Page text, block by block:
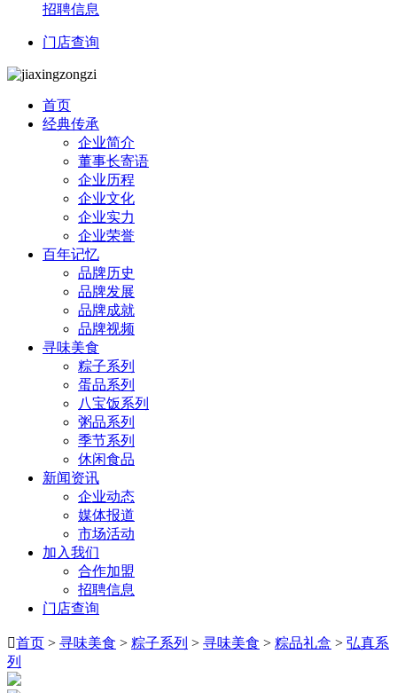
招聘信息
门店查询
首页
经典传承
企业简介
董事长寄语
企业历程
企业文化
企业实力
企业荣誉
百年记忆
品牌历史
品牌发展
品牌成就
品牌视频
寻味美食
粽子系列
蛋品系列
八宝饭系列
粥品系列
季节系列
休闲食品
新闻资讯
企业动态
媒体报道
市场活动
加入我们
合作加盟
招聘信息
门店查询
首页 > 寻味美食 > 粽子系列 > 寻味美食 > 粽品礼盒 > 弘真系
列